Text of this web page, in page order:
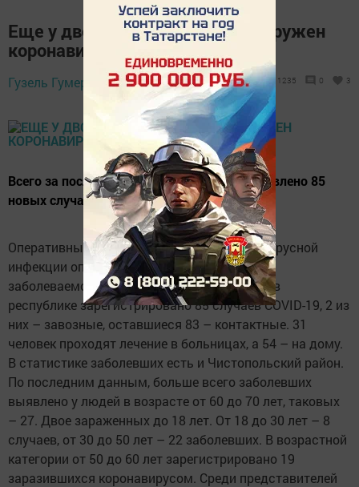
Еще у двоих чистопольцев обнаружен
коронавирус
Гузель Гумерова, 2 января 2021 - 13:06 1235 0 3
Всего за последние сутки в республике выявлено 85
новых случаев COVID-19
Оперативный штаб Татарстана по коронавирусной
инфекции опубликовал свежие данные по
заболеваемости. Всего за последние сутки в
республике зарегистрировано 85 случаев COVID-19, 2 из
них – завозные, оставшиеся 83 – контактные. 31
человек проходят лечение в больницах, а 54 – на дому.
В статистике заболевших есть и Чистопольский район.
По последним данным, больше всего заболевших
выявлено у людей в возрасте от 60 до 70 лет, таковых
– 27. Двое зараженных до 18 лет. От 18 до 30 лет – 8
случаев, от 30 до 50 лет – 22 заболевших. В возрастной
категории от 50 до 60 лет зарегистрировано 19
заразившихся коронавирусом. Среди представителей